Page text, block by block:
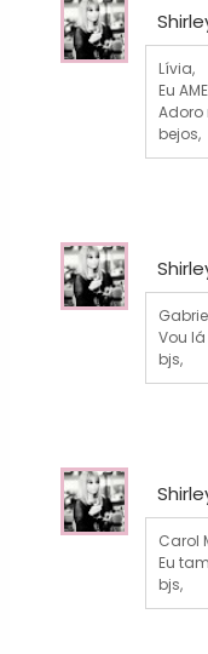
Lívia,
Eu
Adoro
bejos,
Vou
bjs,
Carol
Eu
bjs,